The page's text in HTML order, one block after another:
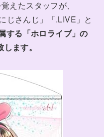
えたスタッフが、
じさんじ」「.LIVE」と
する「ホロライブ」の
ます。